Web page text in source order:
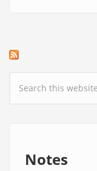
Search form
Notes